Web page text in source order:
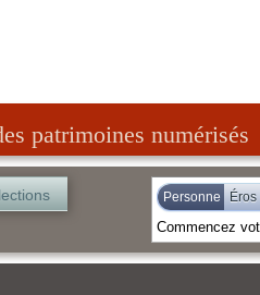
patrimoines numérisés
Personne Éros